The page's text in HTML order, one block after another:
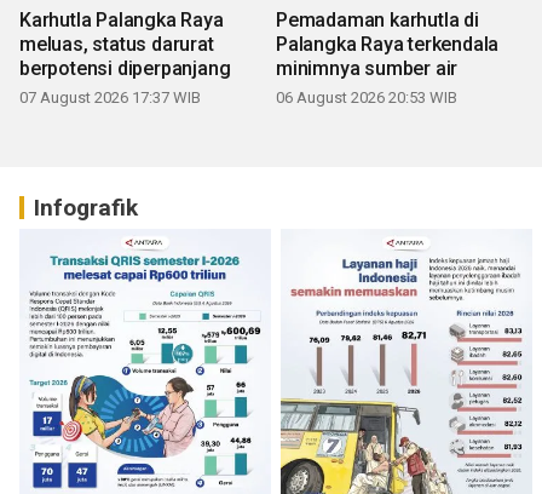
Karhutla Palangka Raya
meluas, status darurat
berpotensi diperpanjang
07 August 2026 17:37 WIB
Pemadaman karhutla di
Palangka Raya terkendala
minimnya sumber air
06 August 2026 20:53 WIB
Infografik